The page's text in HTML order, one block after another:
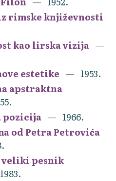
rimske književnosti
kao lirska vizija
estetike
1953.
apstraktna
pozicija
1966.
od Petra Petrovića
veliki pesnik
1983.